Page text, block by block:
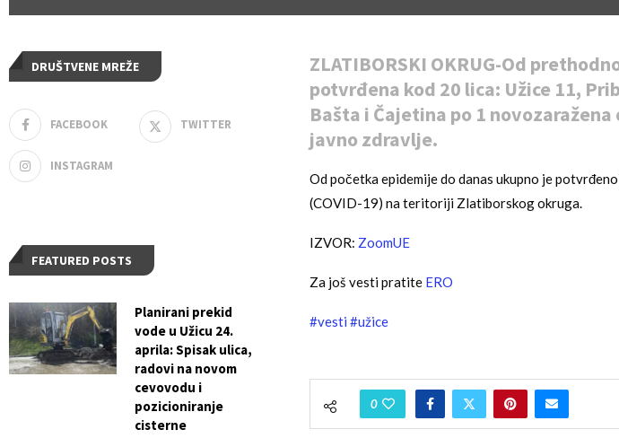
ZLATIBORSKI OKRUG-Od
potvrđena kod 20 lica: Užice 11,
Bašta i Čajetina po 1
javno zdravlje.
Od početka epidemije do danas ukupno je
(COVID-19) na teritoriji Zlatiborskog okruga.
IZVOR: ZoomUE
Za još vesti pratite ERO
#vesti #užice
0
DRUŠTVENE MREŽE
FACEBOOK TWITTER
INSTAGRAM
FEATURED POSTS
Planirani prekid
vode u Užicu 24.
aprila: Spisak ulica,
radovi na novom
cevovodu i
pozicioniranje
cisterne